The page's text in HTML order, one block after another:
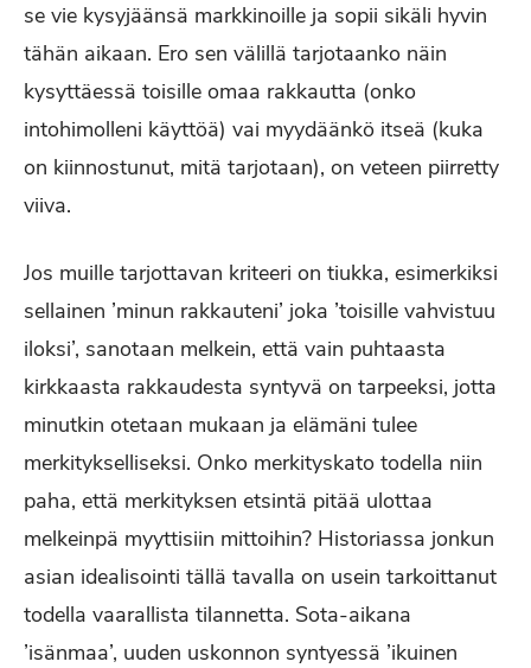
se vie kysyjäänsä markkinoille ja sopii sikäli hyvin
tähän aikaan. Ero sen välillä tarjotaanko näin
kysyttäessä toisille omaa rakkautta (onko
intohimolleni käyttöä) vai myydäänkö itseä (kuka
on kiinnostunut, mitä tarjotaan), on veteen piirretty
viiva.
Jos muille tarjottavan kriteeri on tiukka, esimerkiksi
sellainen ’minun rakkauteni’ joka ’toisille vahvistuu
iloksi’, sanotaan melkein, että vain puhtaasta
kirkkaasta rakkaudesta syntyvä on tarpeeksi, jotta
minutkin otetaan mukaan ja elämäni tulee
merkitykselliseksi. Onko merkityskato todella niin
paha, että merkityksen etsintä pitää ulottaa
melkeinpä myyttisiin mittoihin? Historiassa jonkun
asian idealisointi tällä tavalla on usein tarkoittanut
todella vaarallista tilannetta. Sota-aikana
’isänmaa’, uuden uskonnon syntyessä ’ikuinen